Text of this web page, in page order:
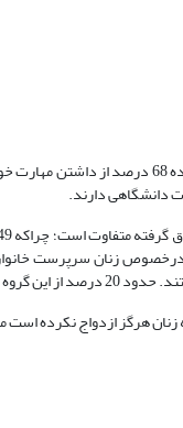
است منتهی تنها ۵ درصد تحصیلات